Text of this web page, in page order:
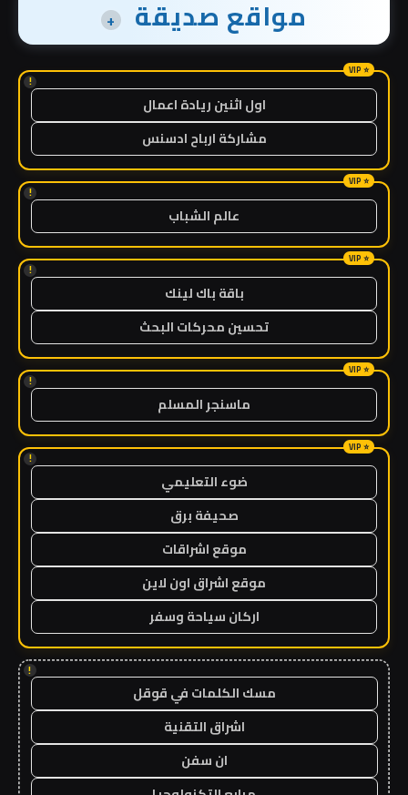
مواقع صديقة +
!
اول اثنين ريادة اعمال
مشاركة ارباح ادسنس
!
عالم الشباب
!
باقة باك لينك
تحسين محركات البحث
!
ماسنجر المسلم
!
ضوء التعليمي
صحيفة برق
موقع اشراقات
موقع اشراق اون لاين
اركان سياحة وسفر
!
مسك الكلمات في قوقل
اشراق التقنية
ان سفن